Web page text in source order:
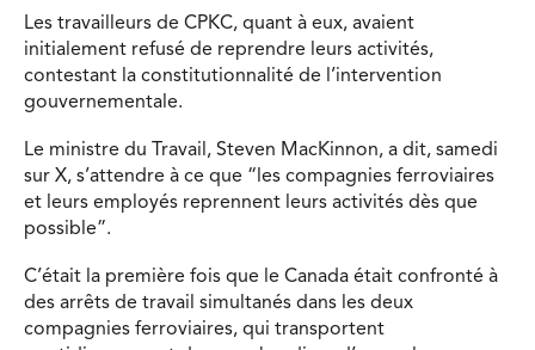
Les travailleurs de CPKC, quant à eux, avaient
initialement refusé de reprendre leurs activités,
contestant la constitutionnalité de l’intervention
gouvernementale.
Le ministre du Travail, Steven MacKinnon, a dit, samedi
sur X, s’attendre à ce que “les compagnies ferroviaires
et leurs employés reprennent leurs activités dès que
possible”.
C’était la première fois que le Canada était confronté à
des arrêts de travail simultanés dans les deux
compagnies ferroviaires, qui transportent